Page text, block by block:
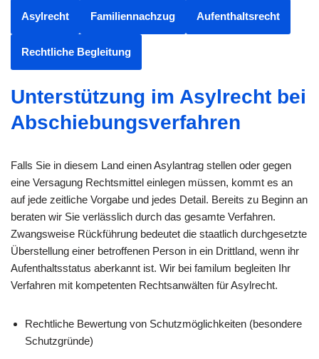
Asylrecht Familiennachzug Aufenthaltsrecht
Rechtliche Begleitung
Unterstützung im Asylrecht bei
Abschiebungsverfahren
Falls Sie in diesem Land einen Asylantrag stellen oder gegen
eine Versagung Rechtsmittel einlegen müssen, kommt es an
auf jede zeitliche Vorgabe und jedes Detail. Bereits zu Beginn an
beraten wir Sie verlässlich durch das gesamte Verfahren.
Zwangsweise Rückführung bedeutet die staatlich durchgesetzte
Überstellung einer betroffenen Person in ein Drittland, wenn ihr
Aufenthaltsstatus aberkannt ist. Wir bei familum begleiten Ihr
Verfahren mit kompetenten Rechtsanwälten für Asylrecht.
Rechtliche Bewertung von Schutzmöglichkeiten (besondere
Schutzgründe)